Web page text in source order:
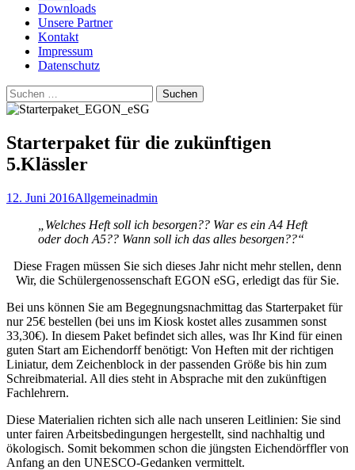
Downloads
Unsere Partner
Kontakt
Impressum
Datenschutz
Suchen
nach:
Starterpaket für die zukünftigen
5.Klässler
12. Juni 2016Allgemeinadmin
„Welches Heft soll ich besorgen?? War es ein A4 Heft
oder doch A5?? Wann soll ich das alles besorgen??“
Diese Fragen müssen Sie sich dieses Jahr nicht mehr stellen, denn
Wir, die Schülergenossenschaft EGON eSG, erledigt das für Sie.
Bei uns können Sie am Begegnungsnachmittag das Starterpaket für
nur 25€ bestellen (bei uns im Kiosk kostet alles zusammen sonst
33,30€). In diesem Paket befindet sich alles, was Ihr Kind für einen
guten Start am Eichendorff benötigt: Von Heften mit der richtigen
Liniatur, dem Zeichenblock in der passenden Größe bis hin zum
Schreibmaterial. All dies steht in Absprache mit den zukünftigen
Fachlehrern.
Diese Materialien richten sich alle nach unseren Leitlinien: Sie sind
unter fairen Arbeitsbedingungen hergestellt, sind nachhaltig und
ökologisch. Somit bekommen schon die jüngsten Eichendörffler von
Anfang an den UNESCO-Gedanken vermittelt.